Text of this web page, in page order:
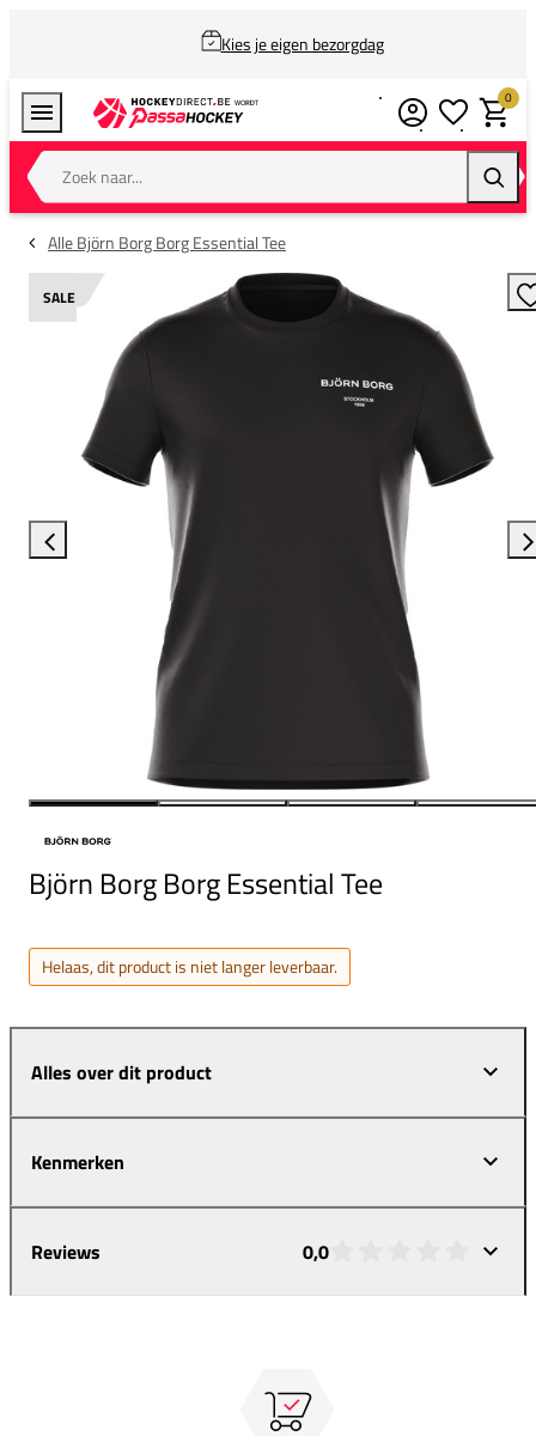
Kies je eigen bezorgdag
Zoek naar...
0
Alle Björn Borg Borg Essential Tee
SALE
Björn Borg Borg Essential Tee
Helaas, dit product is niet langer leverbaar.
Alles over dit product
Kenmerken
Reviews 0,0